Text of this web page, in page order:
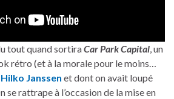
tout quand sortiraCar Park Capital, un
rétro (et à la morale pour le moins…
Hilko Janssen et dont on avait loupé
se rattrape à l’occasion de la mise en